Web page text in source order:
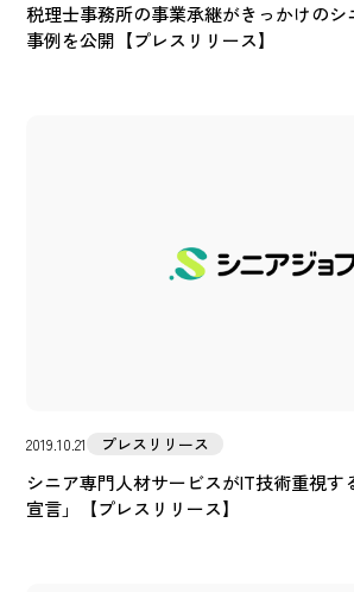
税理士事務所の事業承継がきっかけの
事例を公開【プレスリリース】
2019.10.21 プレスリリース
シニア専門人材サービスがIT技術重視す
宣言」【プレスリリース】